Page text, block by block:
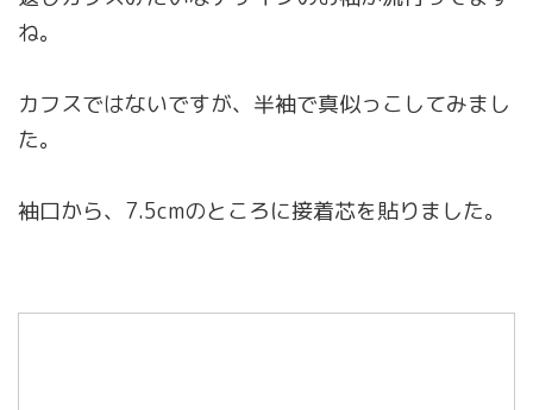
ね。
カフスではないですが、半袖で真似っこしてみまし
た。
袖口から、7.5cmのところに接着芯を貼りました。